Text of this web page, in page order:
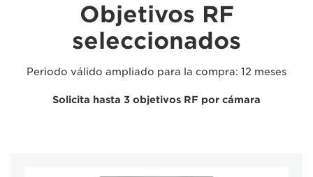
Objetivos RF
seleccionados
Periodo válido ampliado para la compra: 12 meses
Solicita hasta 3 objetivos RF por cámara